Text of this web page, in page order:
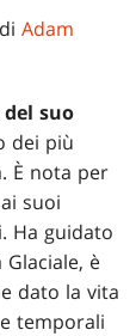
diAdam
suo
dei più
È nota per
suoi
Ha guidato
è
dato la vita
temporali